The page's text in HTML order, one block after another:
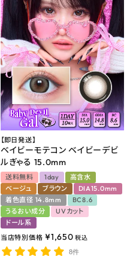
【即日発送】
ベイビーモテコン ベイビーデビ
ルぎゃる 15.0mm
送料無料 1day
高含水
ベージュ
ブラウン
DIA15.0mm
着色直径 14.8mm
BC8.6
うるおい成分
UVカット
ドール系
当店特別価格 ¥1,650 税込
8件